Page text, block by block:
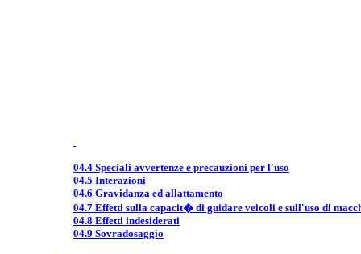
04.4 Speciali avvertenze e precauzioni per l'uso
04.5 Interazioni
04.6 Gravidanza ed allattamento
04.7 Effetti sulla capacit� di guidare veicoli e sull'uso di
04.8 Effetti indesiderati
04.9 Sovradosaggio